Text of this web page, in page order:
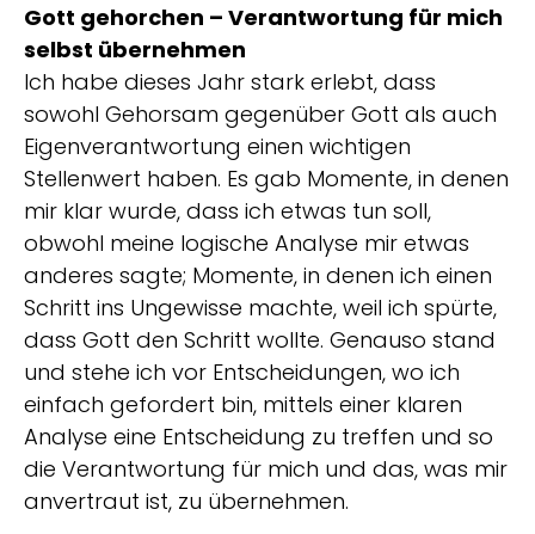
Gott gehorchen – Verantwortung für mich
selbst übernehmen
Ich habe dieses Jahr stark erlebt, dass
sowohl Gehorsam gegenüber Gott als auch
Eigenverantwortung einen wichtigen
Stellenwert haben. Es gab Momente, in denen
mir klar wurde, dass ich etwas tun soll,
obwohl meine logische Analyse mir etwas
anderes sagte; Momente, in denen ich einen
Schritt ins Ungewisse machte, weil ich spürte,
dass Gott den Schritt wollte. Genauso stand
und stehe ich vor Entscheidungen, wo ich
einfach gefordert bin, mittels einer klaren
Analyse eine Entscheidung zu treffen und so
die Verantwortung für mich und das, was mir
anvertraut ist, zu übernehmen.